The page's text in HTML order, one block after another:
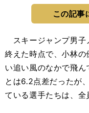
この記事
スキージャンプ男子
終えた時点で、小林
い追い風のなかで飛
とは6.2点差だったが
ている選手たちは、全